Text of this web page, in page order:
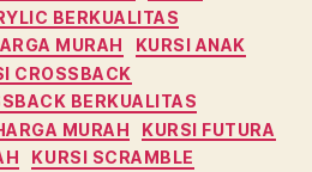
BERKUALITAS
MURAH
KURSI ANAK
CROSSBACK
BERKUALITAS
MURAH
KURSI FUTURA
KURSI SCRAMBLE